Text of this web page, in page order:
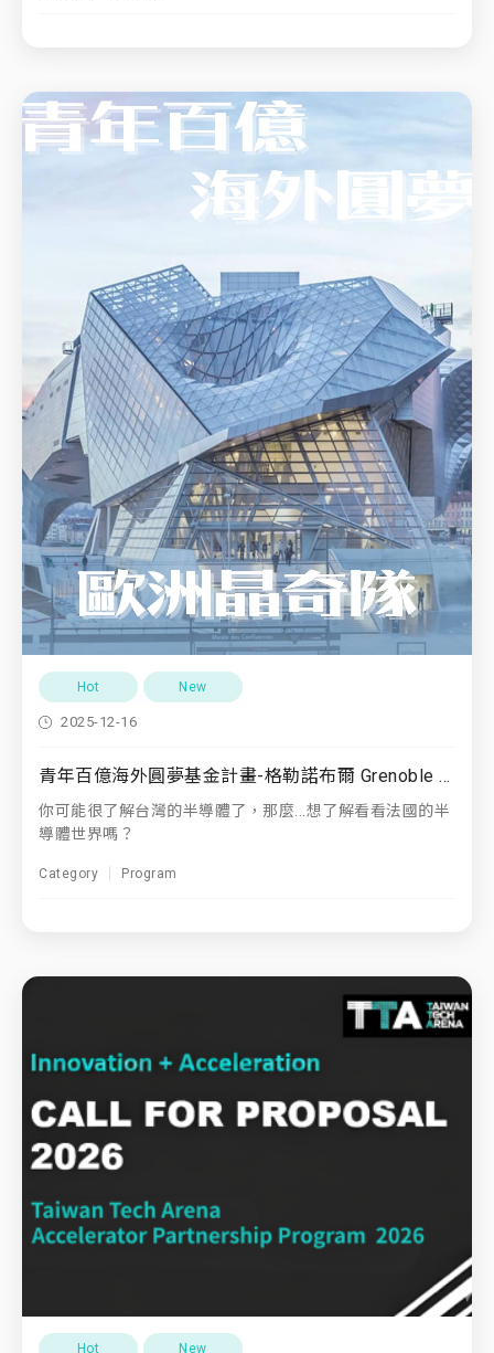
Hot New
2025-12-16
青年百億海外圓夢基金計畫-格勒諾布爾 Grenoble (歐洲矽谷)
你可能很了解台灣的半導體了，那麼...想了解看看法國的半
導體世界嗎？
Category Program
Hot New